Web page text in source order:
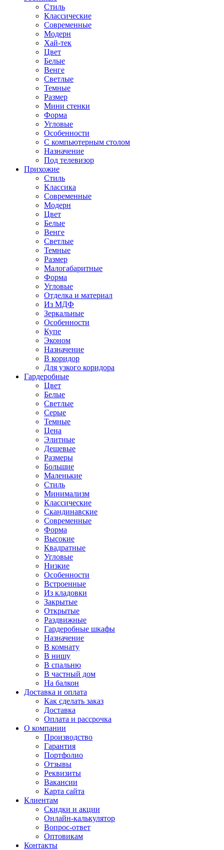
Стиль
Классические
Современные
Модерн
Хай-тек
Цвет
Белые
Венге
Светлые
Темные
Размер
Мини стенки
Форма
Угловые
Особенности
С компьютерным столом
Назначение
Под телевизор
Прихожие
Стиль
Классика
Современные
Модерн
Цвет
Белые
Венге
Светлые
Темные
Размер
Малогабаритные
Форма
Угловые
Отделка и материал
Из МДФ
Зеркальные
Особенности
Купе
Эконом
Назначение
В коридор
Для узкого коридора
Гардеробные
Цвет
Белые
Светлые
Серые
Темные
Цена
Элитные
Дешевые
Размеры
Большие
Маленькие
Стиль
Минимализм
Классические
Скандинавские
Современные
Форма
Высокие
Квадратные
Угловые
Низкие
Особенности
Встроенные
Из кладовки
Закрытые
Открытые
Раздвижные
Гардеробные шкафы
Назначение
В комнату
В нишу
В спальню
В частный дом
На балкон
Доставка и оплата
Как сделать заказ
Доставка
Оплата и рассрочка
О компании
Производство
Гарантия
Портфолио
Отзывы
Реквизиты
Вакансии
Карта сайта
Клиентам
Скидки и акции
Онлайн-калькулятор
Вопрос-ответ
Оптовикам
Контакты